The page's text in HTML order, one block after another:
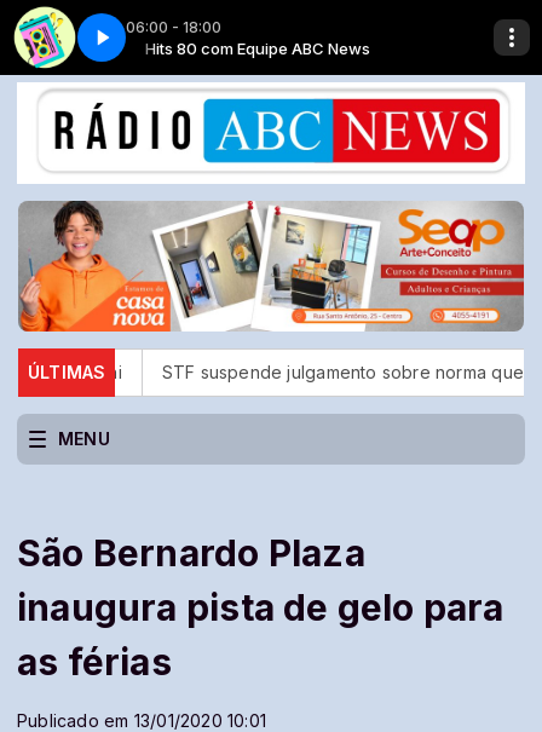
06:00 - 18:00
Hits 80 com Equipe ABC News
K7 - Parte 5
ÚLTIMASSTF suspende julgamento sobre norma que proíbe
MENU
São Bernardo Plaza
inaugura pista de gelo para
as férias
Publicado em 13/01/2020 10:01